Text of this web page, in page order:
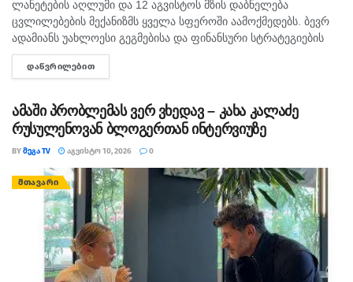
ლანეტების აღლუმი და 12 აგვისტოს მზის დაბნელება
ცვლილებების მექანიზმს ყველა სფეროში აამოქმედებს. ბევრ
ადამიანს უახლოესი გეგმებისა და ფინანსური სტრატეგიების
გადახედვა მოუწევს. კვირის ბოლოს კი ზოგიერთ ნიშანს
მოთმინებისა და გამძლეობის გამოცდა...
ᲓᲐᲬᲕᲠᲘᲚᲔᲑᲘᲗ
ამაში პრობლემას ვერ ვხედავ – კახა კალაძე
რუსულენოვან ბლოგერთან ინტერვიუზე
BYᲛᲔᲒᲐ TV ᲐᲒᲕᲘᲡᲢᲝ 10, 2026 0
ᲛᲗᲐᲕᲐᲠᲘ